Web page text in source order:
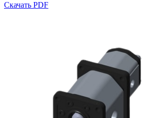
Скачать PDF